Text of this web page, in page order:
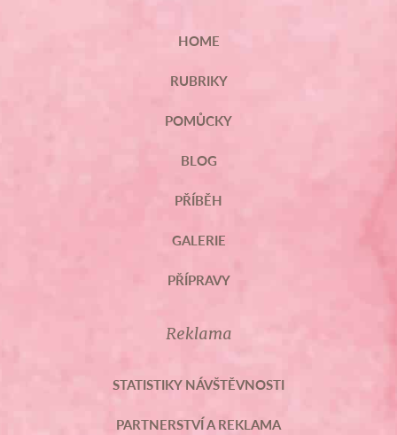
HOME
RUBRIKY
POMŮCKY
BLOG
PŘÍBĚH
GALERIE
PŘÍPRAVY
Reklama
STATISTIKY NÁVŠTĚVNOSTI
PARTNERSTVÍ A REKLAMA